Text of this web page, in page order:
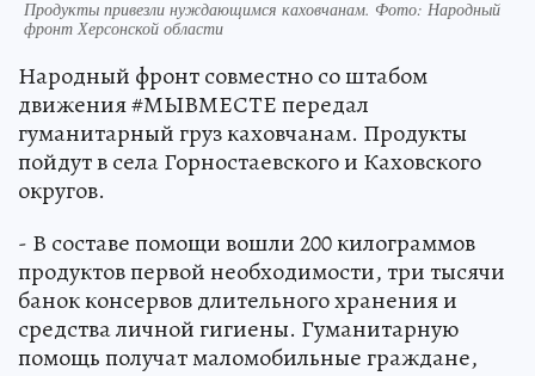
Продукты привезли нуждающимся каховчанам. Фото: Народный
фронт Херсонской области
Народный фронт совместно со штабом
движения #МЫВМЕСТЕ передал
гуманитарный груз каховчанам. Продукты
пойдут в села Горностаевского и Каховского
округов.
- В составе помощи вошли 200 килограммов
продуктов первой необходимости, три тысячи
банок консервов длительного хранения и
средства личной гигиены. Гуманитарную
помощь получат маломобильные граждане,